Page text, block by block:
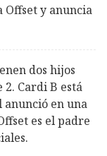
Offset y anuncia
dos hijos
2. Cardi B está
anunció en una
es el padre